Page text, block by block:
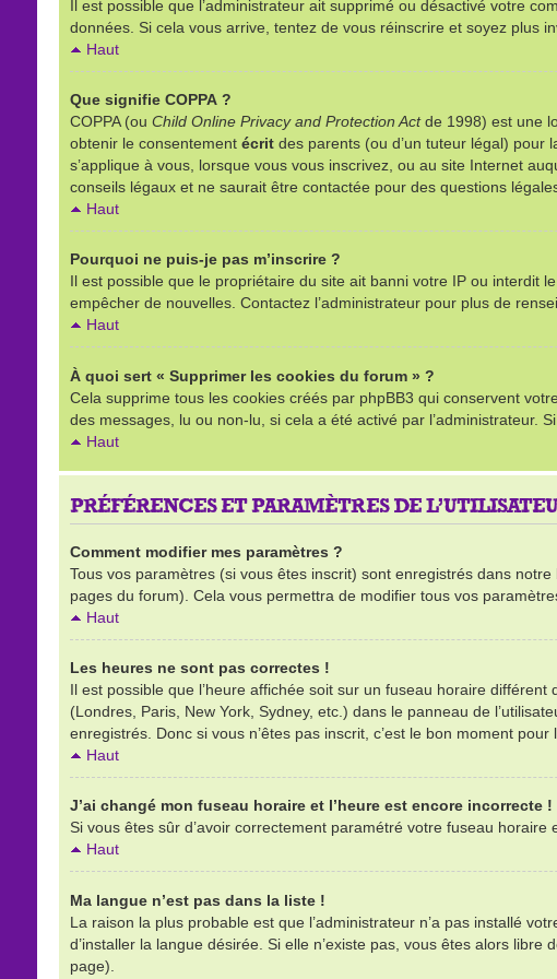
Il est possible que l’administrateur ait supprimé ou désactivé votre
données. Si cela vous arrive, tentez de vous réinscrire et soyez plus
Haut
Que signifie COPPA ?
COPPA (ou Child Online Privacy and Protection Actde 1998) est une
obtenir le consentement écritdes parents (ou d’un tuteur légal) pour
s’applique à vous, lorsque vous vous inscrivez, ou au site Internet
conseils légaux et ne saurait être contactée pour des questions
Haut
Pourquoi ne puis-je pas m’inscrire ?
Il est possible que le propriétaire du site ait banni votre IP ou interdit
empêcher de nouvelles. Contactez l’administrateur pour plus de
Haut
À quoi sert « Supprimer les cookies du forum » ?
Cela supprime tous les cookies créés par phpBB3 qui conservent
des messages, lu ou non-lu, si cela a été activé par l’administrateur.
Haut
PRÉFÉRENCES ET PARAMÈTRES DE
Comment modifier mes paramètres ?
Tous vos paramètres (si vous êtes inscrit) sont enregistrés dans
pages du forum). Cela vous permettra de modifier tous vos
Haut
Les heures ne sont pas correctes !
Il est possible que l’heure affichée soit sur un fuseau horaire
(Londres, Paris, New York, Sydney, etc.) dans le panneau de
enregistrés. Donc si vous n’êtes pas inscrit, c’est le bon moment pour
Haut
J’ai changé mon fuseau horaire et l’heure est encore incorrecte !
Si vous êtes sûr d’avoir correctement paramétré votre fuseau horaire
Haut
Ma langue n’est pas dans la liste !
La raison la plus probable est que l’administrateur n’a pas installé
d’installer la langue désirée. Si elle n’existe pas, vous êtes alors
page).